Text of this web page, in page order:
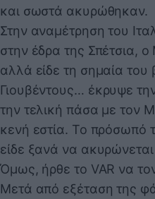
και σωστά ακυρώθηκαν.
Στην αναμέτρηση του
στην έδρα της Σπέτσια,
αλλά είδε τη σημαία
Γιουβέντους… έκρυψε
την τελική πάσα με τον
κενή εστία. Το πρόσωπό
είδε ξανά να
Όμως, ήρθε το VAR να
Μετά από εξέταση της